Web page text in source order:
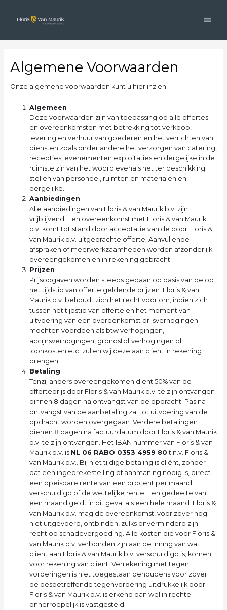
Algemene Voorwaarden
Onze algemene voorwaarden kunt u hier inzien.
Algemeen
Deze voorwaarden zijn van toepassing op alle offertes
en overeenkomsten met betrekking tot verkoop,
levering en verhuur van goederen en het verrichten van
diensten zoals onder andere het verzorgen van catering,
recepties, evenementen exploitaties en dergelijke in de
ruimste zin van het woord evenals het ter beschikking
stellen van personeel, ruimten en materialen en
dergelijke.
Aanbiedingen
Alle aanbiedingen van Floris & van Maurik b.v. zijn
vrijblijvend. Een overeenkomst met Floris & van Maurik
b.v. komt tot stand door acceptatie van de door Floris &
van Maurik b.v. uitgebrachte offerte. Aanvullende
afspraken of meerwerkzaamheden worden afzonderlijk
overeengekomen en in rekening gebracht.
Prijzen
Prijsopgaven worden steeds gedaan op basis van de op
het tijdstip van offerte geldende prijzen. Floris & van
Maurik b.v. behoudt zich het recht voor om, indien zich
tussen het tijdstip van offerte en het moment van
uitvoering van een overeenkomst prijsverhogingen
mochten voordoen als btw verhogingen,
accijnsverhogingen, grondstof verhogingen of
loonkosten etc. zullen wij deze aan cliënt in rekening
brengen.
Betaling
Tenzij anders overeengekomen dient 50% van de
offerteprijs door Floris & van Maurik b.v. te zijn ontvangen
binnen 8 dagen na ontvangst van de opdracht. Pas na
ontvangst van de aanbetaling zal tot uitvoering van de
opdracht worden overgegaan. Verdere betalingen
dienen 8 dagen na factuurdatum door Floris & van Maurik
b.v. te zijn ontvangen. Het IBAN nummer van Floris & van
Maurik b.v. is NL 06 RABO 0353 4959 80 t.n.v. Floris &
van Maurik b.v.. Bij niet tijdige betaling is cliënt, zonder
dat een ingebrekestelling of aanmaning nodig is, direct
een opeisbare rente van een procent per maand
verschuldigd of de wettelijke rente. Een gedeelte van
een maand geldt in dit geval als een hele maand. Floris &
van Maurik b.v. mag de overeenkomst, voor zover nog
niet uitgevoerd, ontbinden, zulks onverminderd zijn
recht op schadevergoeding. Alle kosten die voor Floris &
van Maurik b.v. verbonden zijn aan de inning van wat
cliënt aan Floris & van Maurik b.v. verschuldigd is, komen
voor rekening van cliënt. Verrekening met tegen
vorderingen is niet toegestaan behoudens voor zover
de desbetreffende tegenvordering uitdrukkelijk door
Floris & van Maurik b.v. is erkend dan wel in rechte
onherroepelijk is vastgesteld.